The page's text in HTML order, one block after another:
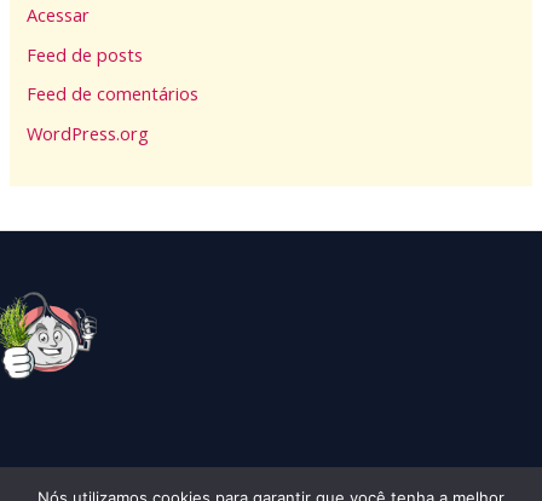
Acessar
Feed de posts
Feed de comentários
WordPress.org